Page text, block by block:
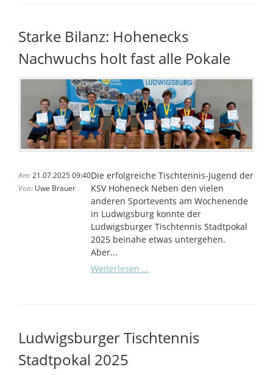
Starke Bilanz: Hohenecks
Nachwuchs holt fast alle Pokale
Am:21.07.2025 09:40
Von:Uwe Brauer
Die erfolgreiche Tischtennis-Jugend der
KSV Hoheneck Neben den vielen
anderen Sportevents am Wochenende
in Ludwigsburg konnte der
Ludwigsburger Tischtennis Stadtpokal
2025 beinahe etwas untergehen.
Aber...
Weiterlesen …
fast
alle
Ludwigsburger Tischtennis
Stadtpokal 2025